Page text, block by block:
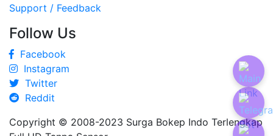
Support / Feedback
Follow Us
Facebook
Instagram
Twitter
Reddit
Copyright © 2008-2023 Surga Bokep Indo Terlengkap